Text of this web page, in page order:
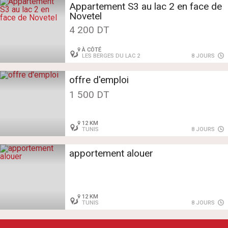
Appartement S3 au lac 2 en face de
Novetel
4 200 DT
À CÔTÉ
LES BERGES DU LAC 2
8 JOURS
offre d'emploi
1 500 DT
12 KM
TUNIS
8 JOURS
apportement alouer
12 KM
TUNIS
8 JOURS